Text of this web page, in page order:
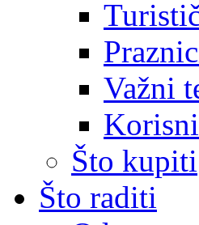
Važni
Što kupiti
Što raditi